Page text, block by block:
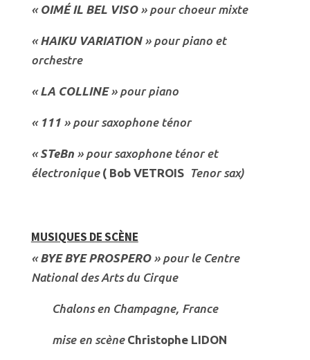
« OIMÉ IL BEL VISO» pour choeur mixte
«HAIKU VARIATION» pour piano et
orchestre
«LA COLLINE» pour piano
« 111» pour saxophone ténor
«STeBn» pour saxophone ténor et
électronique ( Bob VETROIS Tenor sax)
MUSIQUES DE SCÈNE
«BYE BYE PROSPERO» pour le Centre
National des Arts du Cirque
Chalons en Champagne, France
mise en scène Christophe LIDON